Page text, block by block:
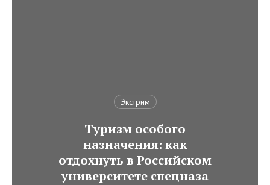
Экстрим
Туризм особого
назначения: как
отдохнуть в Российском
университете спецназа